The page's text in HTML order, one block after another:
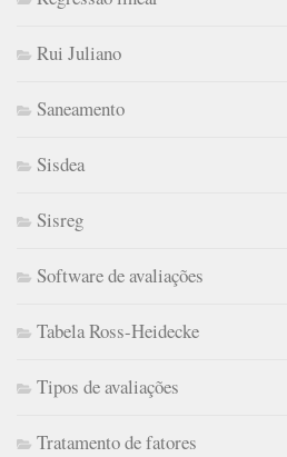
Rui Juliano
Saneamento
Sisdea
Sisreg
Software de avaliações
Tabela Ross-Heidecke
Tipos de avaliações
Tratamento de fatores